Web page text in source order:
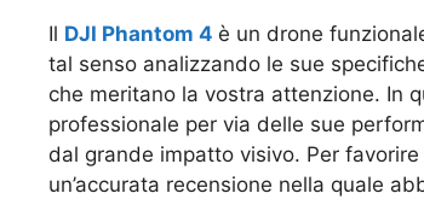
Il DJI Phantom 4 è un drone
tal senso analizzando le sue
che meritano la vostra attenzione. In
professionale per via delle sue
dal grande impatto visivo. Per
un’accurata recensione nella quale